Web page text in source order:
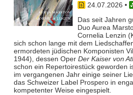
24.07.2026 •
Das seit Jahren
Duo Aurea
Cornelia Lenzin
sich schon lange mit dem
ermordeten jüdischen Komponisten
1944), dessen Oper Der Kaiser von
schon ein Repertoirestück geworden
im vergangenen Jahr einige seiner
das Schweizer Label Prospero in
kompetenter Weise eingespielt.